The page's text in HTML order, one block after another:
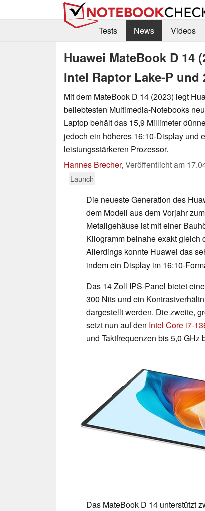
Tests
News Videos
Huawei MateBook D 14
Intel Raptor Lake-P und
Mit dem MateBook D 14 (2023) legt
beliebtesten Multimedia-Notebooks
Laptop behält das 15,9 Millimeter
jedoch ein höheres 16:10-Display und
leistungsstärkeren Prozessor.
Hannes Brecher, Veröffentlicht am
Launch
Die neueste Generation des
dem Modell aus dem Vorjahr
Metallgehäuse ist mit einer
Kilogramm beinahe exakt gleich
Allerdings konnte Huawei das
indem ein Display im 16:10-
Das 14 Zoll IPS-Panel bietet
300 Nits und ein
dargestellt werden. Die zweite,
setzt nun auf den Intel Core i7-
und Taktfrequenzen bis 5,0 GHz
Das MateBook D 14 unterstützt